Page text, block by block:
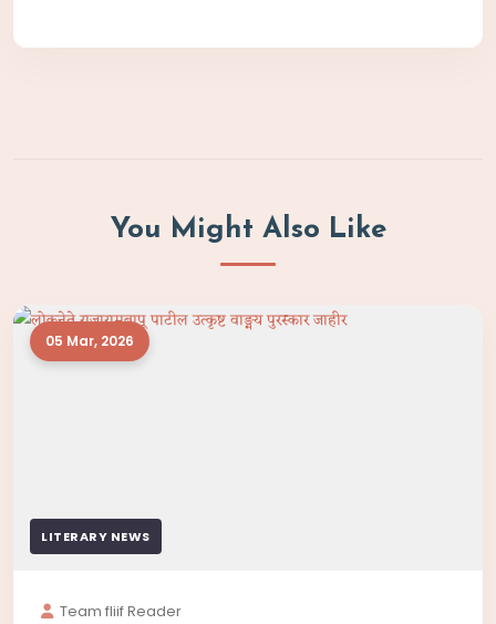
You Might Also Like
05 Mar, 2026
LITERARY NEWS
Team fliif Reader